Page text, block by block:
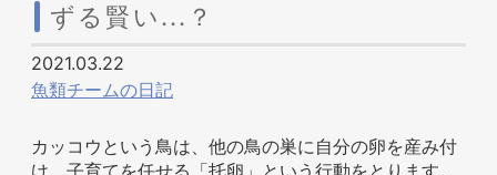
ずる賢い...？
2021.03.22
魚類チームの日記
カッコウという鳥は、他の鳥の巣に自分の卵を産み付
け、子育てを任せる「托卵」という行動をとります。